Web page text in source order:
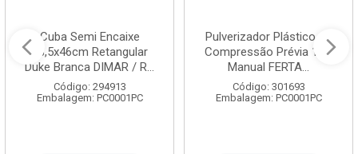
Cuba Semi Encaixe
58,5x46cm Retangular
Duke Branca DIMAR / R...
Código: 294913
Embalagem: PC0001PC
Pulverizador Plástico de
Compressão Prévia 1,5L
Manual FERTA...
Código: 301693
Embalagem: PC0001PC